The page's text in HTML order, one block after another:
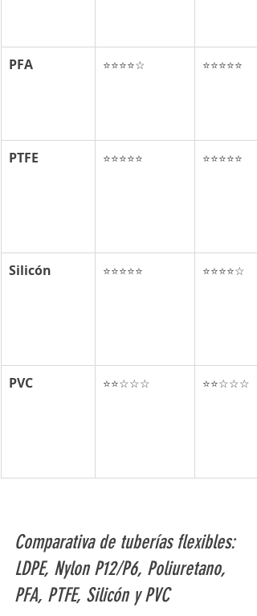
PFA ⭐⭐⭐⭐☆ ⭐⭐⭐⭐⭐
PTFE ⭐⭐⭐⭐⭐ ⭐⭐⭐⭐⭐
Silicón ⭐⭐⭐⭐⭐ ⭐⭐⭐⭐☆
PVC ⭐⭐☆☆☆ ⭐⭐☆☆☆
Comparativa de tuberías flexibles:
LDPE, Nylon P12/P6, Poliuretano,
PFA, PTFE, Silicón y PVC